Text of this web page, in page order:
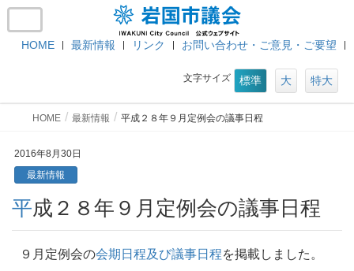
HOME 最新情報 リンク お問い合わせ・ご意見・ご要望
文字サイズ 標準 大 特大
HOME 最新情報 平成２８年９月定例会の議事日程
2016年8月30日
最新情報
平成２８年９月定例会の議事日程
９月定例会の会期日程及び議事日程を掲載しました。